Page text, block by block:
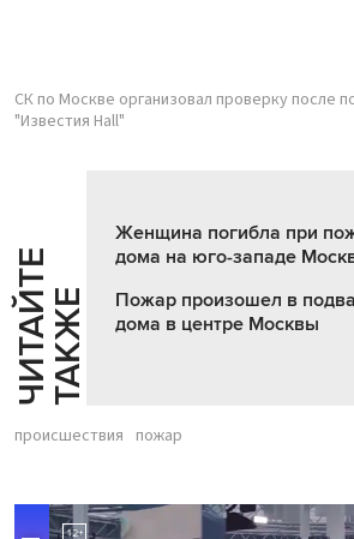
СК по Москве организовал проверку после
"Известия Hall"
Ч
И
Т
АЙ
Т
Е
Т
А
К
ЖЕ
Женщина погибла при
дома на юго-западе
Пожар произошел в
дома в центре Москвы
происшествия пожар